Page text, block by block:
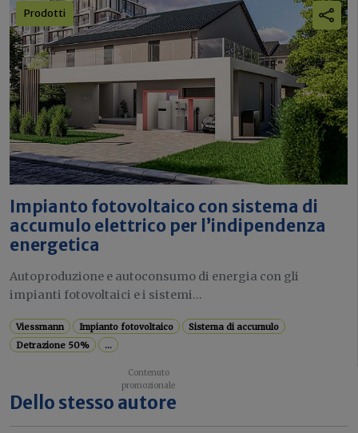
Prodotti
Impianto fotovoltaico con sistema di
accumulo elettrico per l’indipendenza
energetica
Autoproduzione e autoconsumo di energia con gli
impianti fotovoltaici e i sistemi...
Viessmann Impianto fotovoltaico
Sistema di accumulo
Detrazione 50%
...
Dello stesso autore